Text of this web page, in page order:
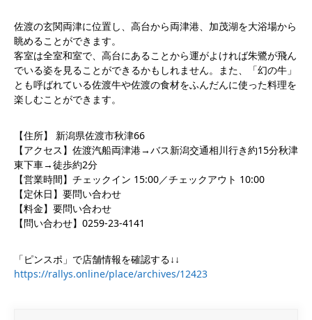
佐渡の玄関両津に位置し、高台から両津港、加茂湖を大浴場から
眺めることができます。
客室は全室和室で、高台にあることから運がよければ朱鷺が飛ん
でいる姿を見ることができるかもしれません。また、「幻の牛」
とも呼ばれている佐渡牛や佐渡の食材をふんだんに使った料理を
楽しむことができます。
【住所】 新潟県佐渡市秋津66
【アクセス】佐渡汽船両津港→バス新潟交通相川行き約15分秋津
東下車→徒歩約2分
【営業時間】チェックイン 15:00／チェックアウト 10:00
【定休日】要問い合わせ
【料金】要問い合わせ
【問い合わせ】0259-23-4141
「ピンスポ」で店舗情報を確認する↓↓
https://rallys.online/place/archives/12423